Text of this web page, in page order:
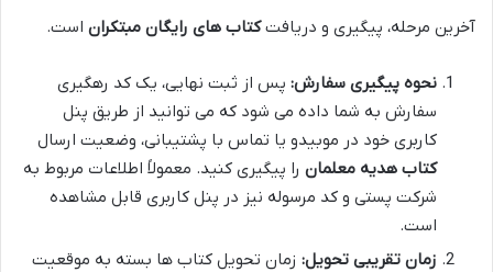
آخرین مرحله، پیگیری و دریافتکتاب های رایگان مبتکران است.
نحوه پیگیری سفارش: پس از ثبت نهایی، یک کد رهگیری
سفارش به شما داده می شود که می توانید از طریق پنل
کاربری خود در موبیدو یا تماس با پشتیبانی، وضعیت ارسال
کتاب هدیه معلمان را پیگیری کنید. معمولاً اطلاعات مربوط به
شرکت پستی و کد مرسوله نیز در پنل کاربری قابل مشاهده
است.
زمان تقریبی تحویل: زمان تحویل کتاب ها بسته به موقعیت